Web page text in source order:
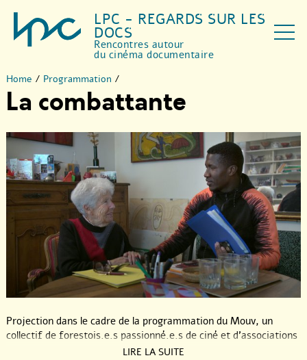
LPC - REGARDS SUR LES
DOCS
Rencontres autour
du cinéma documentaire
Home / Programmation /
La combattante
Projection dans le cadre de la programmation du Mouv, un
collectif de forestois.e.s passionné.e.s de ciné et d’associations
actives dans le domaine (dont le Festival En ville ! et le
LIRE LA SUITE